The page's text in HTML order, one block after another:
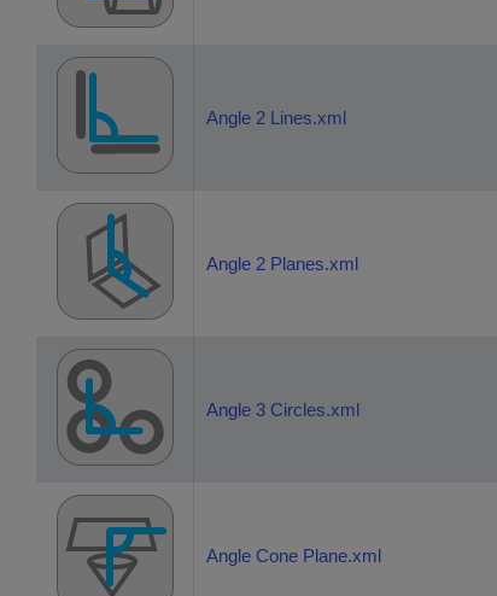
Angle 2 Lines.xml
Angle 2 Planes.xml
Angle 3 Circles.xml
Angle Cone Plane.xml